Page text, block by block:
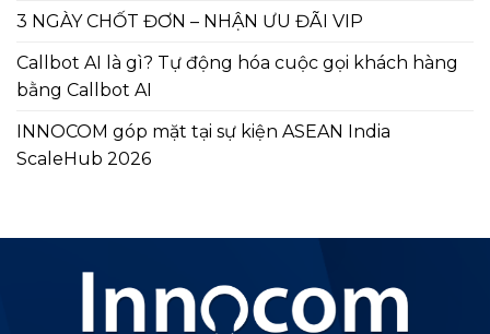
3 NGÀY CHỐT ĐƠN – NHẬN ƯU ĐÃI VIP
Callbot AI là gì? Tự động hóa cuộc gọi khách hàng
bằng Callbot AI
INNOCOM góp mặt tại sự kiện ASEAN India
ScaleHub 2026